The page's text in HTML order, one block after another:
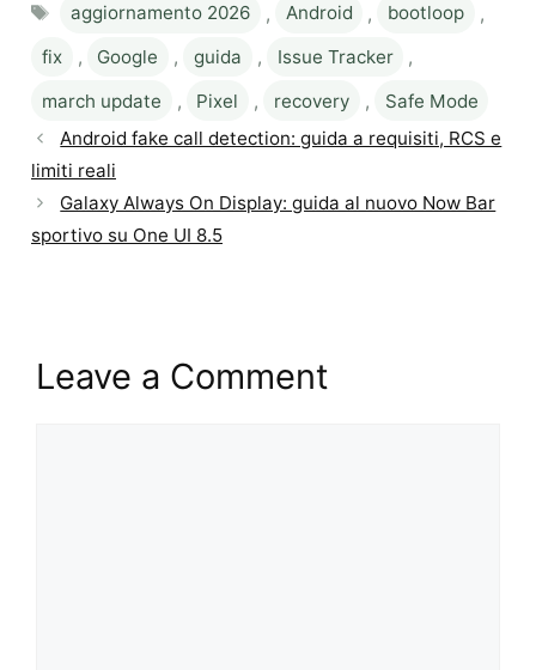
aggiornamento 2026 , Android , bootloop
,
fix
, Google , guida , Issue Tracker
,
march update
, Pixel , recovery ,
Safe Mode
Android fake call detection: guida a requisiti, RCS e
limiti reali
Galaxy Always On Display: guida al nuovo Now Bar
sportivo su One UI 8.5
Leave a Comment